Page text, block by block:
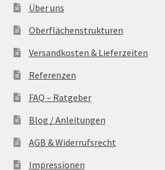
Über uns
Oberflächenstrukturen
Versandkosten & Lieferzeiten
Referenzen
FAQ – Ratgeber
Blog / Anleitungen
AGB & Widerrufsrecht
Impressionen